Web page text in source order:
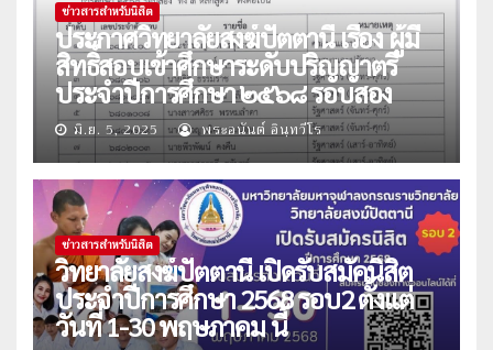
ข่าวสารสำหรับนิสิต
ประกาศวิทยาลัยสงฆ์ปัตตานี เรื่อง ผู้มี
สิทธิ์สอบเข้าศึกษาระดับปริญญาตรี
ประจำปีการศึกษา ๒๕๖๘ รอบสอง
มิ.ย. 5, 2025 พระอนันต์ อินฺทวีโร
ข่าวสารสำหรับนิสิต
วิทยาลัยสงฆ์ปัตตานี เปิดรับสมัคนิสิต
ประจำปีการศึกษา 2568 รอบ2 ตั้งแต่
วันที่ 1-30 พฤษภาคม นี้